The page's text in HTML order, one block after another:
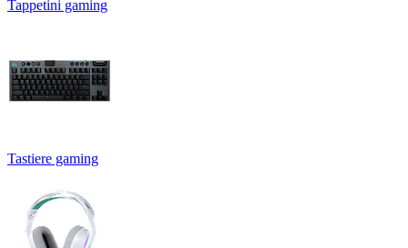
Tappetini gaming
Tastiere gaming